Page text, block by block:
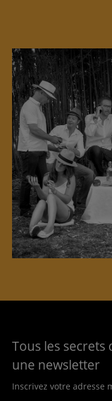
Tous les secrets
une newsletter
Inscrivez votre adresse